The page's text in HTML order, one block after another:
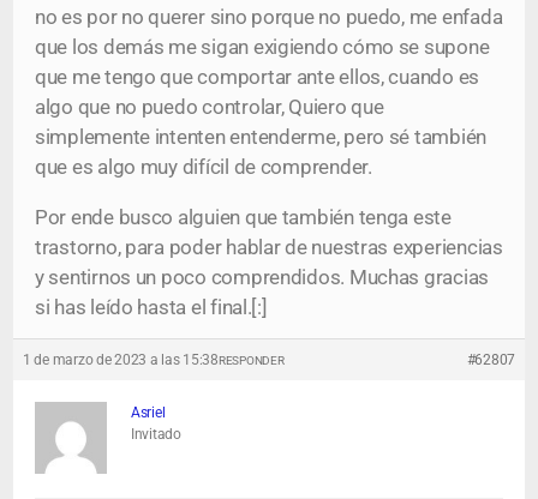
no es por no querer sino porque no puedo, me enfada
que los demás me sigan exigiendo cómo se supone
que me tengo que comportar ante ellos, cuando es
algo que no puedo controlar, Quiero que
simplemente intenten entenderme, pero sé también
que es algo muy difícil de comprender.
Por ende busco alguien que también tenga este
trastorno, para poder hablar de nuestras experiencias
y sentirnos un poco comprendidos. Muchas gracias
si has leído hasta el final.[:]
1 de marzo de 2023 a las 15:38 #62807
RESPONDER
Asriel
Invitado